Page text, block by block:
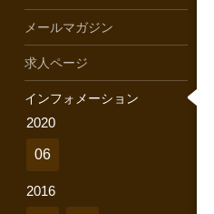
メールマガジン
求人ページ
インフォメーション
2020
06
2016